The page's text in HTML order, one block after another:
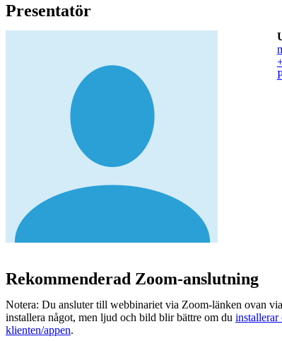
Presentatör
Rekommenderad Zoom-anslutning
Notera: Du ansluter till webbinariet via Zoom-länken ovan
installera något, men ljud och bild blir bättre om du installerar
klienten/appen.